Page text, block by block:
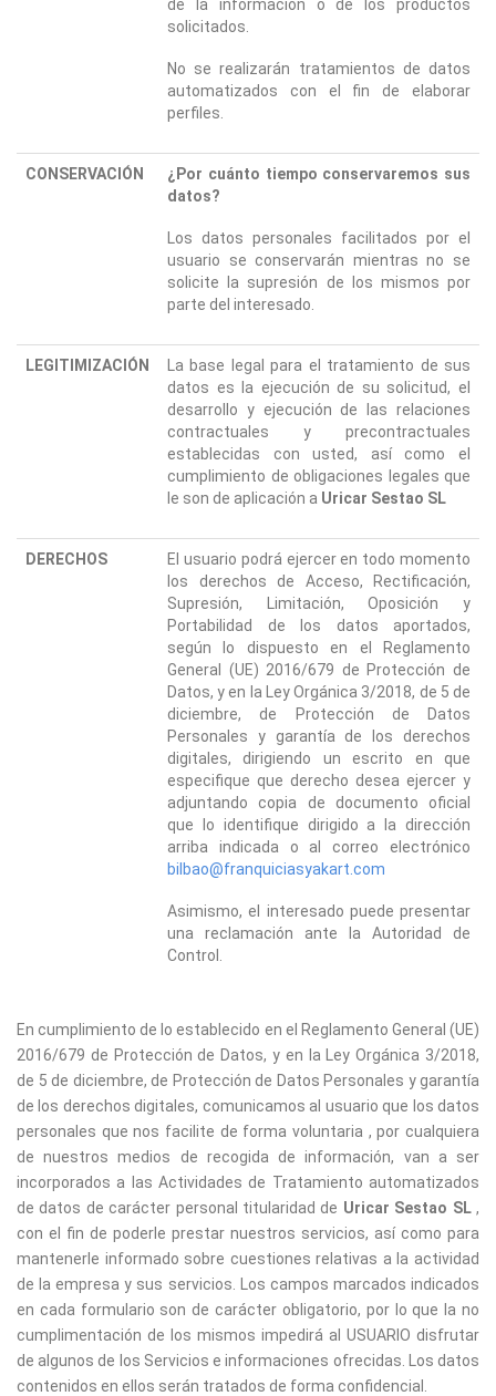
de la información o de los productos
solicitados.
No se realizarán tratamientos de datos
automatizados con el fin de elaborar
perfiles.
CONSERVACIÓN
¿Por cuánto tiempo conservaremos sus
datos?
Los datos personales facilitados por el
usuario se conservarán mientras no se
solicite la supresión de los mismos por
parte del interesado.
LEGITIMIZACIÓN
La base legal para el tratamiento de sus
datos es la ejecución de su solicitud, el
desarrollo y ejecución de las relaciones
contractuales y precontractuales
establecidas con usted, así como el
cumplimiento de obligaciones legales que
le son de aplicación a Uricar Sestao SL
DERECHOS
El usuario podrá ejercer en todo momento
los derechos de Acceso, Rectificación,
Supresión, Limitación, Oposición y
Portabilidad de los datos aportados,
según lo dispuesto en el Reglamento
General (UE) 2016/679 de Protección de
Datos, y en la Ley Orgánica 3/2018, de 5 de
diciembre, de Protección de Datos
Personales y garantía de los derechos
digitales, dirigiendo un escrito en que
especifique que derecho desea ejercer y
adjuntando copia de documento oficial
que lo identifique dirigido a la dirección
arriba indicada o al correo electrónico
bilbao@franquiciasyakart.com
Asimismo, el interesado puede presentar
una reclamación ante la Autoridad de
Control.
En cumplimiento de lo establecido en el Reglamento General (UE)
2016/679 de Protección de Datos, y en la Ley Orgánica 3/2018,
de 5 de diciembre, de Protección de Datos Personales y garantía
de los derechos digitales, comunicamos al usuario que los datos
personales que nos facilite de forma voluntaria , por cualquiera
de nuestros medios de recogida de información, van a ser
incorporados a las Actividades de Tratamiento automatizados
de datos de carácter personal titularidad de Uricar Sestao SL,
con el fin de poderle prestar nuestros servicios, así como para
mantenerle informado sobre cuestiones relativas a la actividad
de la empresa y sus servicios. Los campos marcados indicados
en cada formulario son de carácter obligatorio, por lo que la no
cumplimentación de los mismos impedirá al USUARIO disfrutar
de algunos de los Servicios e informaciones ofrecidas. Los datos
contenidos en ellos serán tratados de forma confidencial.